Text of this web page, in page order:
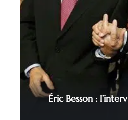
Éric Besson :